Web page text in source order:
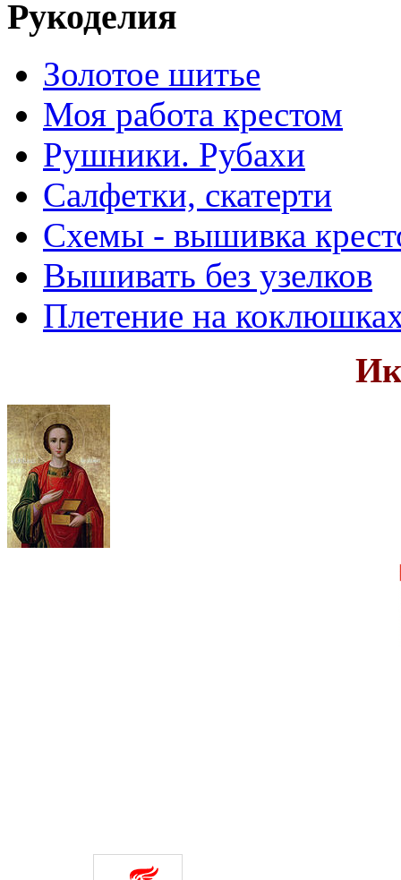
Рукоделия
Золотое шитье
Моя работа крестом
Рушники. Рубахи
Салфетки, скатерти
Схемы - вышивка
Вышивать без узелков
Плетение на